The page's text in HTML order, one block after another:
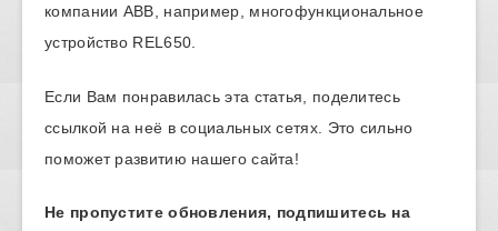
компании ABB, например, многофункциональное
устройство REL650.
Если Вам понравилась эта статья, поделитесь
ссылкой на неё в социальных сетях. Это сильно
поможет развитию нашего сайта!
Не пропустите обновления, подпишитесь на